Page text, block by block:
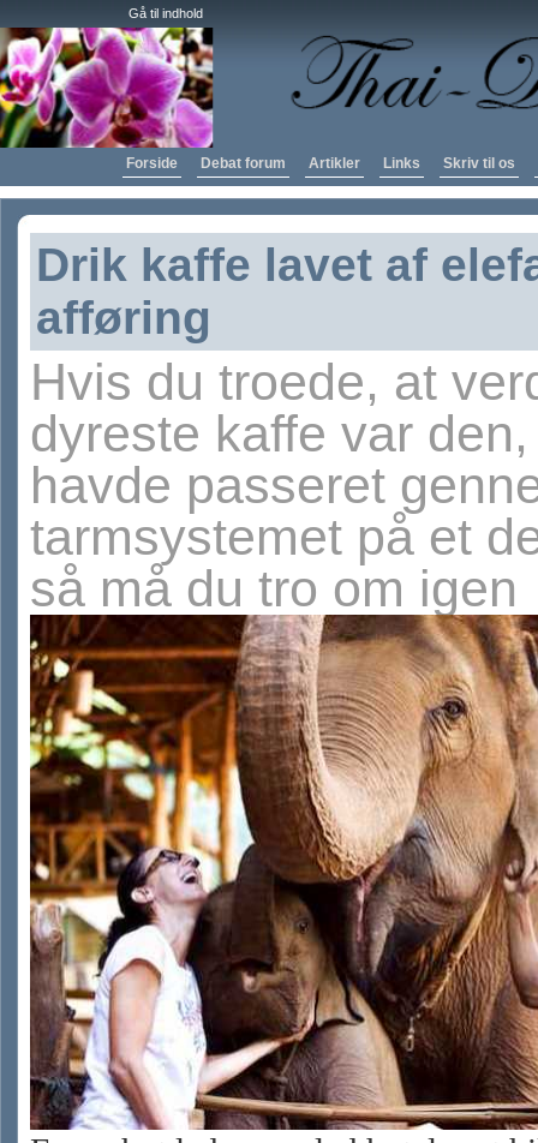
Gå til indhold
Forside Debat forum Artikler Links Skriv til os
Drik kaffe lavet af
afføring
Hvis du troede, at
dyreste kaffe var
havde passeret
tarmsystemet på et
så må du tro om igen